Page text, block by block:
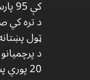
کې 95 پارسي ژبي ؤ.
د تره کي
ټول